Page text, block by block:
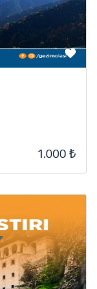
1.000 ₺